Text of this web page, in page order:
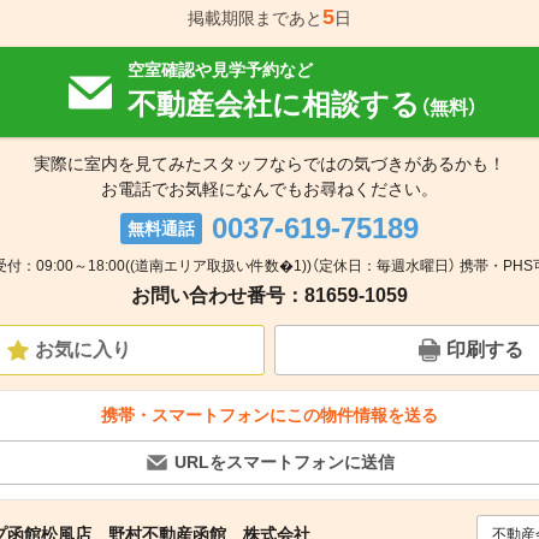
掲載期限まであと5日
空室確認や見学予約など
不動産会社に相談する （無料）
実際に室内を見てみたスタッフならではの気づきがあるかも！
お電話でお気軽になんでもお尋ねください。
無料通話 0037-619-75189
付：09:00～18:00((道南エリア取扱い件数�1))（定休日：毎週水曜日） 携帯・PHS
お問い合わせ番号：81659-1059
お気に入り 印刷する
携帯・スマートフォンにこの物件情報を送る
URLをスマートフォンに送信
函館松風店 野村不動産函館 株式会社 不動産